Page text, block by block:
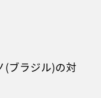
(ブラジル)の対